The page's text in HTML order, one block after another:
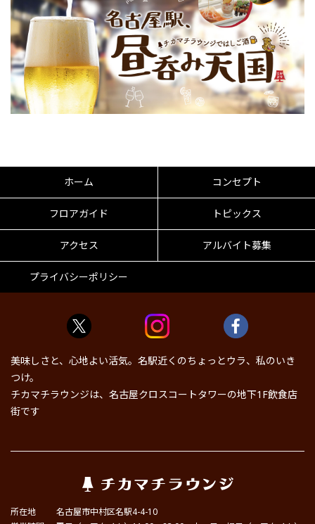
ホーム コンセプト
フロアガイド トピックス
アクセス アルバイト募集
プライバシーポリシー
美味しさと、心地よい活気。名駅近くのちょっとウラ、私のいき
つけ。
チカマチラウンジは、名古屋クロスコートタワーの地下1F飲食店
街です
所在地
名古屋市中村区名駅4-4-10